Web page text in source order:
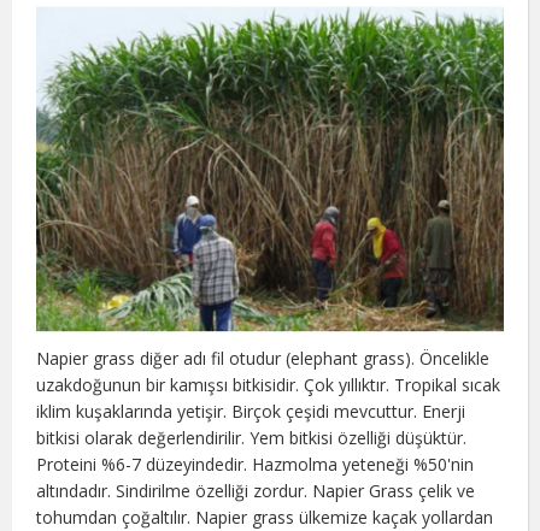
Napier grass diğer adı fil otudur (elephant grass). Öncelikle
uzakdoğunun bir kamışsı bitkisidir. Çok yıllıktır. Tropikal sıcak
iklim kuşaklarında yetişir. Birçok çeşidi mevcuttur. Enerji
bitkisi olarak değerlendirilir. Yem bitkisi özelliği düşüktür.
Proteini %6-7 düzeyindedir. Hazmolma yeteneği %50'nin
altındadır. Sindirilme özelliği zordur. Napier Grass çelik ve
tohumdan çoğaltılır. Napier grass ülkemize kaçak yollardan